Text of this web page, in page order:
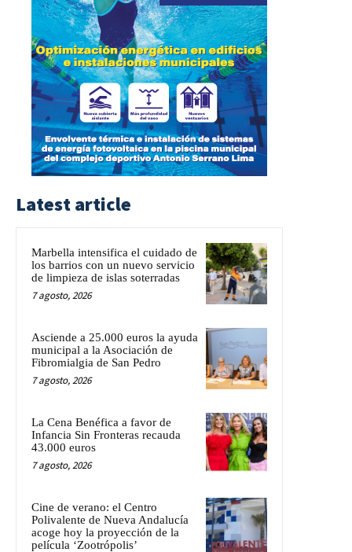
Latest article
Marbella intensifica el cuidado de
los barrios con un nuevo servicio
de limpieza de islas soterradas
7 agosto, 2026
Asciende a 25.000 euros la ayuda
municipal a la Asociación de
Fibromialgia de San Pedro
7 agosto, 2026
La Cena Benéfica a favor de
Infancia Sin Fronteras recauda
43.000 euros
7 agosto, 2026
Cine de verano: el Centro
Polivalente de Nueva Andalucía
acoge hoy la proyección de la
película ‘Zootrópolis’